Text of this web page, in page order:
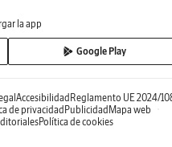
la app
Google Play
Accesibilidad Reglamento UE 2024/
de privacidad Publicidad Mapa web
Política de cookies